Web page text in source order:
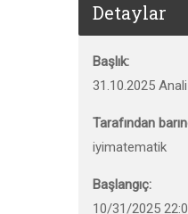
Detaylar
Başlık:
31.10.2025
Tarafından
iyimatematik
Başlangıç:
10/31/2025